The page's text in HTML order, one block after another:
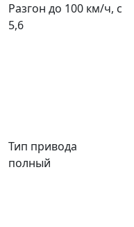
Разгон до 100 км/ч, с
5,6
Тип привода
полный